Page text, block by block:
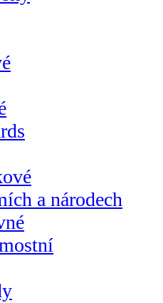
a národech